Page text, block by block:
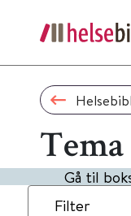
Tema
Gå til
Filter